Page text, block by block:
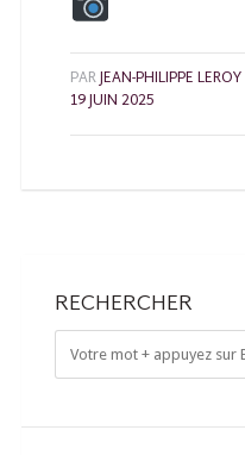
PARJEAN-PHILIPPE LEROY
19 JUIN 2025
RECHERCHER